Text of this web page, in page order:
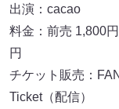
出演：cacao
料金：前売 1,800
円
チケット販売：
Ticket（配信）